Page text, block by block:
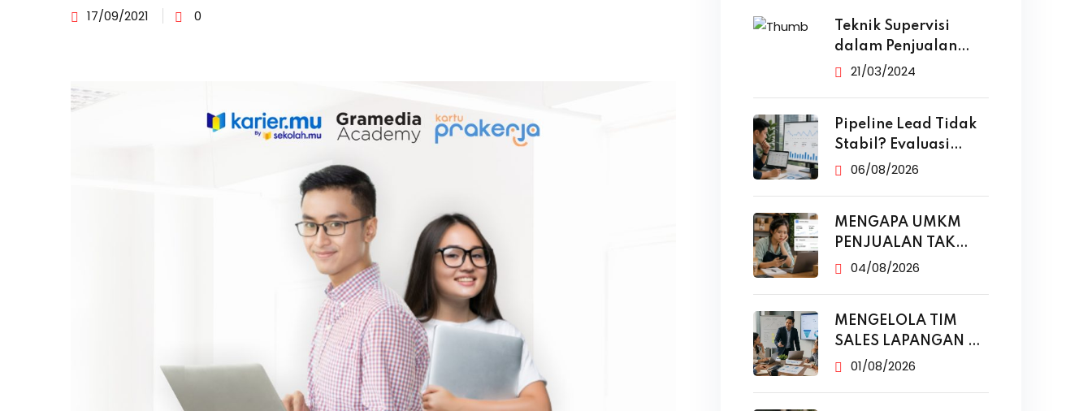
17/09/2021 0
Teknik Supervisi
dalam Penjualan
yang Efektif
21/03/2024
Pipeline Lead Tidak
Stabil? Evaluasi
Funnel Marketing
06/08/2026
MENGAPA UMKM
PENJUALAN TAK
NAIK MESKI SUDAH
04/08/2026
MENGELOLA TIM
SALES LAPANGAN DI
ERA DIGITAL
01/08/2026